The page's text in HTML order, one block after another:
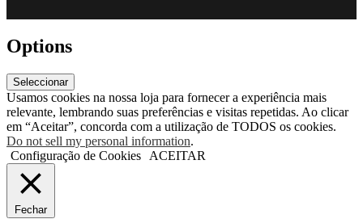
Options
Seleccionar
Usamos cookies na nossa loja para fornecer a experiência mais
relevante, lembrando suas preferências e visitas repetidas. Ao clicar
em “Aceitar”, concorda com a utilização de TODOS os cookies.
Do not sell my personal information.
Configuração de Cookies
ACEITAR
Fechar